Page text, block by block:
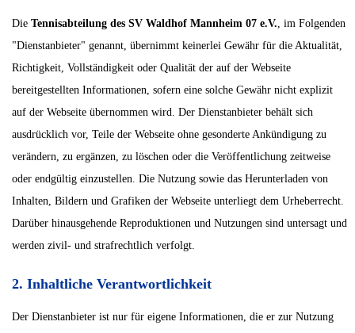
DieTennisabteilung des SV Waldhof Mannheim 07 e.V., im Folgenden
"Dienstanbieter" genannt, übernimmt keinerlei Gewähr für die Aktualität,
Richtigkeit, Vollständigkeit oder Qualität der auf der Webseite
bereitgestellten Informationen, sofern eine solche Gewähr nicht explizit
auf der Webseite übernommen wird. Der Dienstanbieter behält sich
ausdrücklich vor, Teile der Webseite ohne gesonderte Ankündigung zu
verändern, zu ergänzen, zu löschen oder die Veröffentlichung zeitweise
oder endgültig einzustellen. Die Nutzung sowie das Herunterladen von
Inhalten, Bildern und Grafiken der Webseite unterliegt dem Urheberrecht.
Darüber hinausgehende Reproduktionen und Nutzungen sind untersagt und
werden zivil- und strafrechtlich verfolgt.
2. Inhaltliche Verantwortlichkeit
Der Dienstanbieter ist nur für eigene Informationen, die er zur Nutzung